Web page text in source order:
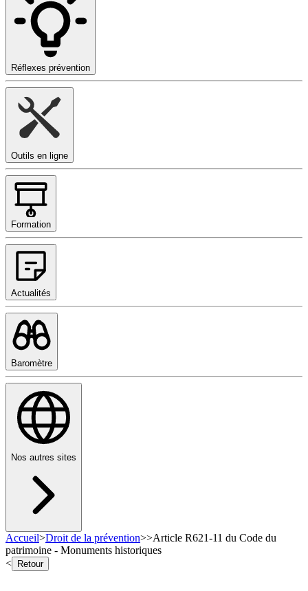
Réflexes prévention
Outils en ligne
Formation
Actualités
Baromètre
Nos autres sites
Accueil>Droit de la prévention>>Article R621-11 du Code du
patrimoine - Monuments historiques
<
Retour